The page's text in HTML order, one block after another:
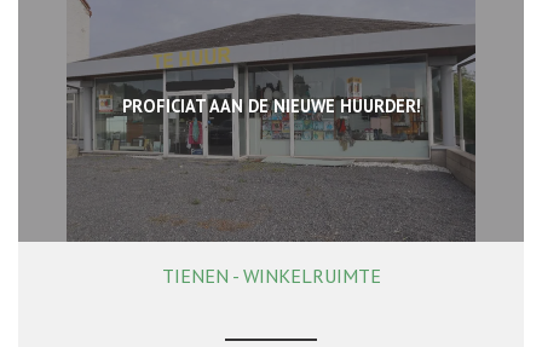
PROFICIAT AAN DE NIEUWE HUURDER!
160 m²
TIENEN - WINKELRUIMTE